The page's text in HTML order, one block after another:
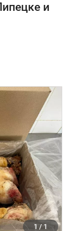
и
1 / 1